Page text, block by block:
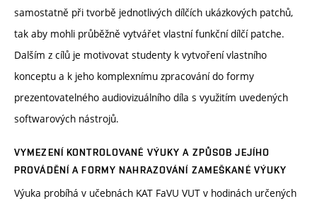
samostatně při tvorbě jednotlivých dílčích ukázkových patchů,
tak aby mohli průběžně vytvářet vlastní funkční dílčí patche.
Dalším z cílů je motivovat studenty k vytvoření vlastního
konceptu a k jeho komplexnímu zpracování do formy
prezentovatelného audiovizuálního díla s využitím uvedených
softwarových nástrojů.
VYMEZENÍ KONTROLOVANÉ VÝUKY A ZPŮSOB JEJÍHO
PROVÁDĚNÍ A FORMY NAHRAZOVÁNÍ ZAMEŠKANÉ VÝUKY
Výuka probíhá v učebnách KAT FaVU VUT v hodinách určených